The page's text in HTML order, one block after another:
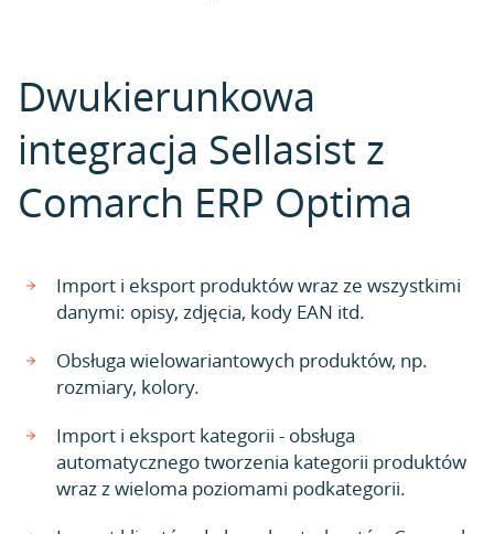
Dwukierunkowa
integracja Sellasist z
Comarch ERP Optima
Import i eksport produktów wraz ze wszystkimi
danymi: opisy, zdjęcia, kody EAN itd.
Obsługa wielowariantowych produktów, np.
rozmiary, kolory.
Import i eksport kategorii - obsługa
automatycznego tworzenia kategorii produktów
wraz z wieloma poziomami podkategorii.